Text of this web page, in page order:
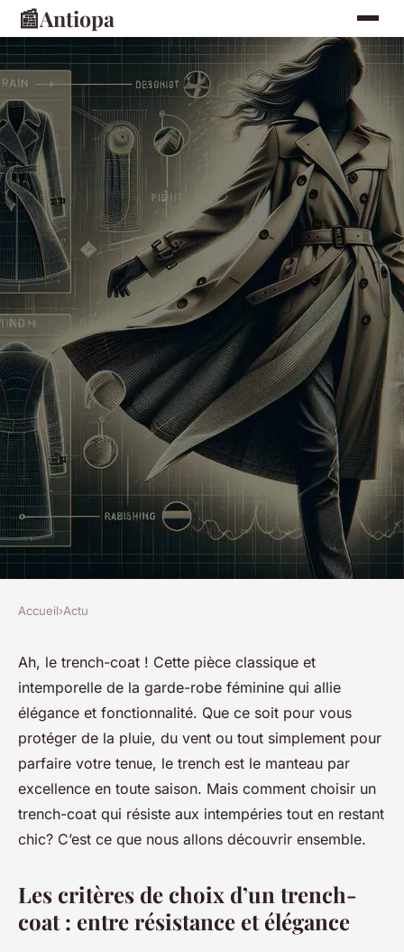
📰Antiopa
Comment choisir un trench-
coat qui résiste à la fois à la
pluie et au vent tout en restant
chic?
josèphe•7 mars 2024 •6 min de lecture
Accueil›Actu
Ah, le trench-coat ! Cette pièce classique et
intemporelle de la garde-robe féminine qui allie
élégance et fonctionnalité. Que ce soit pour vous
protéger de la pluie, du vent ou tout simplement pour
parfaire votre tenue, le trench est le manteau par
excellence en toute saison. Mais comment choisir un
trench-coat qui résiste aux intempéries tout en restant
chic? C’est ce que nous allons découvrir ensemble.
Les critères de choix d’un trench-
coat : entre résistance et élégance